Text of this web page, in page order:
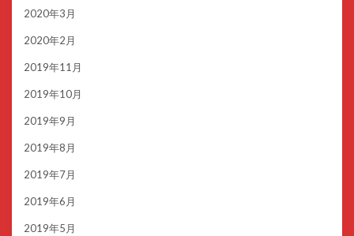
2020年3月
2020年2月
2019年11月
2019年10月
2019年9月
2019年8月
2019年7月
2019年6月
2019年5月